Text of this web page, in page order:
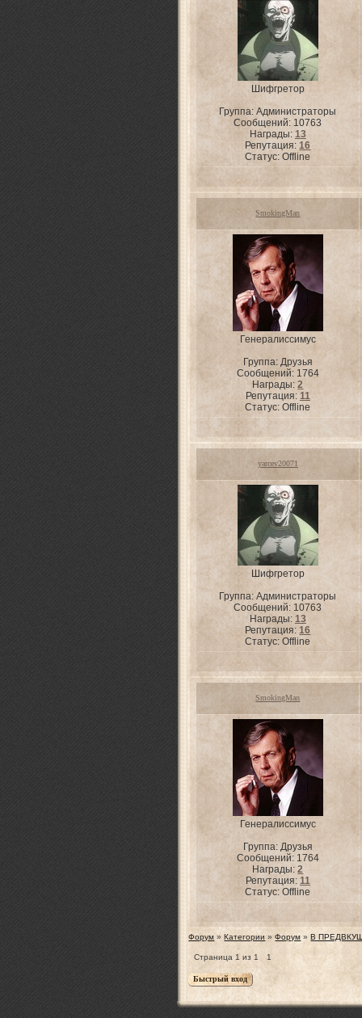
Шифгретор
Группа: Администраторы
Сообщений:10763
Награды: 13
Репутация:16
Статус:Offline
SmokingMan
Генералиссимус
Группа: Друзья
Сообщений: 1764
Награды:2
Репутация: 11
Статус:Offline
yarcev20071
Шифгретор
Группа: Администраторы
Сообщений: 10763
Награды: 13
Репутация:16
Статус:Offline
SmokingMan
Генералиссимус
Группа: Друзья
Сообщений: 1764
Награды:2
Репутация: 11
Статус:Offline
Форум » Категории » Форум » В
Страница 1 из 1 1